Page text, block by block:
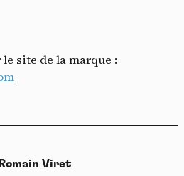
le site de la marque :
Romain Viret